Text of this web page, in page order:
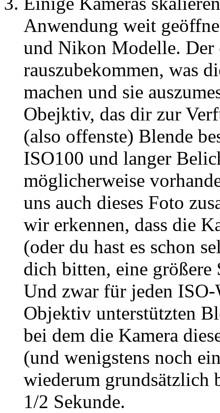
Anwendung weit
und Nikon Modelle. Der
rauszubekommen, was
machen und sie
Obejktiv, das dir zur
(also offenste) Blende
ISO100 und langer
möglicherweise
uns auch dieses Foto
wir erkennen, dass die
(oder du hast es schon
dich bitten, eine größere
Und zwar für jeden
Objektiv unterstützten
bei dem die Kamera
(und wenigstens noch
wiederum grundsätzlich
1/2 Sekunde.